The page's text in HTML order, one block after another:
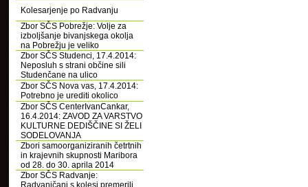
Kolesarjenje po Radvanju
Zbor SČS Pobrežje: Volje za
izboljšanje bivanjskega okolja
na Pobrežju je veliko
Zbor SČS Studenci, 17.4.2014:
Neposluh s strani občine sili
Studenčane na ulico
Zbor SČS Nova vas, 17.4.2014:
Potrebno je urediti okolico
Zbor SČS CenterIvanCankar,
16.4.2014: ZAVOD ZA VARSTVO
KULTURNE DEDIŠČINE SI ŽELI
SODELOVANJA
Zbori samoorganiziranih četrtnih
in krajevnih skupnosti Maribora
od 28. do 30. aprila 2014
Zbor SČS Radvanje:
Radvanjčani s kolesi premerili